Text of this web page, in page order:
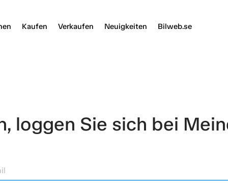
Kaufen Verkaufen Neuigkeiten Bilweb.se
loggen Sie sich bei